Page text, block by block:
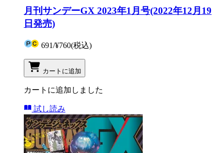
月刊サンデーGX 2023年1月号(2022年12月19
日発売)
691/¥760(税込)
カートに追加
カートに追加しました
試し読み